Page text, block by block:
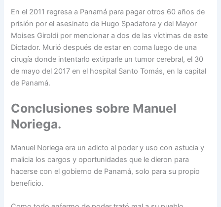
En el 2011 regresa a Panamá para pagar otros 60 años de
prisión por el asesinato de Hugo Spadafora y del Mayor
Moises Giroldi por mencionar a dos de las víctimas de este
Dictador. Murió después de estar en coma luego de una
cirugía donde intentarlo extirparle un tumor cerebral, el 30
de mayo del 2017 en el hospital Santo Tomás, en la capital
de Panamá.
Conclusiones sobre Manuel
Noriega.
Manuel Noriega era un adicto al poder y uso con astucia y
malicia los cargos y oportunidades que le dieron para
hacerse con el gobierno de Panamá, solo para su propio
beneficio.